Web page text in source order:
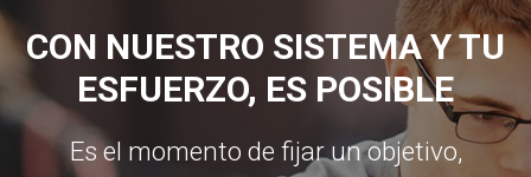
CON NUESTRO SISTEMA Y TU
ESFUERZO, ES POSIBLE
Es el momento de fijar un objetivo,